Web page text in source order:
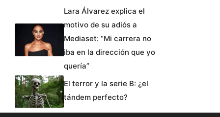
Lara Álvarez explica el
motivo de su adiós a
Mediaset: “Mi carrera no
iba en la dirección que yo
quería”
El terror y la serie B: ¿el
tándem perfecto?